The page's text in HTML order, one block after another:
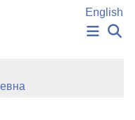
English